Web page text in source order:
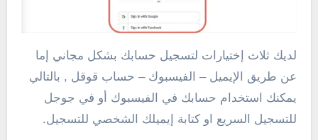
لديك ثلاث إختيارات لتسجيل حسابك بشكل مجاني إما
عن طريق الإيميل – الفيسبوك – حساب قوقل , بالتالي
يمكنك استخدام حسابك في الفيسبوك أو في جوجل
للتسجيل السريع او كتابة إيميلك الشخصي للتسجيل.